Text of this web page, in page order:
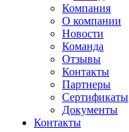
Компания
О компании
Новости
Команда
Отзывы
Контакты
Партнеры
Сертификаты
Документы
Контакты